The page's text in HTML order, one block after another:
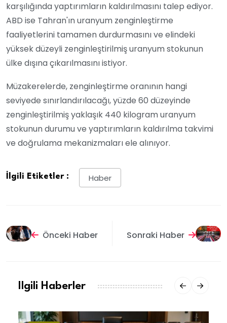
karşılığında yaptırımların kaldırılmasını talep ediyor.
ABD ise Tahran'ın uranyum zenginleştirme
faaliyetlerini tamamen durdurmasını ve elindeki
yüksek düzeyli zenginleştirilmiş uranyum stokunun
ülke dışına çıkarılmasını istiyor.
Müzakerelerde, zenginleştirme oranının hangi
seviyede sınırlandırılacağı, yüzde 60 düzeyinde
zenginleştirilmiş yaklaşık 440 kilogram uranyum
stokunun durumu ve yaptırımların kaldırılma takvimi
ve doğrulama mekanizmaları ele alınıyor.
İlgili Etiketler : Haber
Önceki Haber Sonraki Haber
Ilgili Haberler